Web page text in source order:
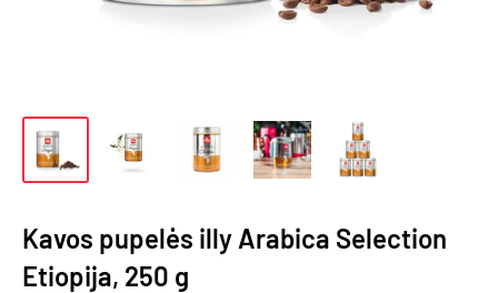
Kavos pupelės illy Arabica Selection
Etiopija, 250 g